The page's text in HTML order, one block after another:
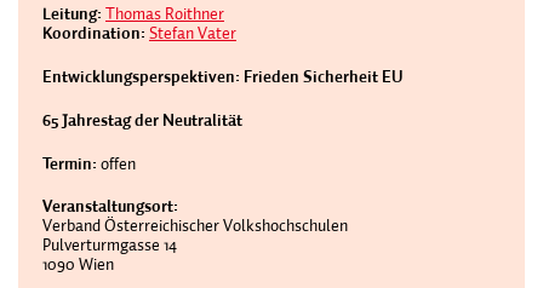
Leitung: Thomas Roithner
Koordination: Stefan Vater
Entwicklungsperspektiven: Frieden Sicherheit EU
65 Jahrestag der Neutralität
Termin: offen
Veranstaltungsort:
Verband Österreichischer Volkshochschulen
Pulverturmgasse 14
1090 Wien